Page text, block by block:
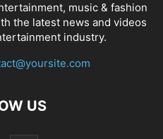
music & fashion
the latest news and videos
industry.
US